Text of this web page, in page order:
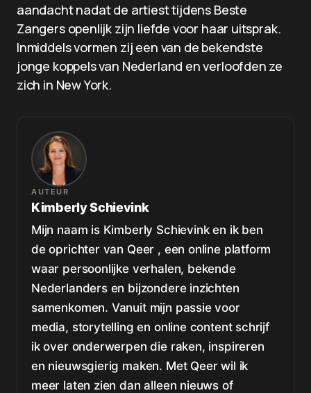
aandacht nadat de artiest tijdens Beste
Zangers openlijk zijn liefde voor haar uitsprak.
Inmiddels vormen zij een van de bekendste
jonge koppels van Nederland en verloofden ze
zich in New York.
AUTEUR
Kimberly Schievink
Mijn naam is Kimberly Schievink en ik ben
de oprichter van Qeer , een online platform
waar persoonlijke verhalen, bekende
Nederlanders en bijzondere inzichten
samenkomen. Vanuit mijn passie voor
media, storytelling en online content schrijf
ik over onderwerpen die raken, inspireren
en nieuwsgierig maken. Met Qeer wil ik
meer laten zien dan alleen nieuws of